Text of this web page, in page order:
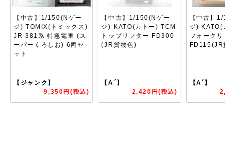
【中古】1/150(Nゲー
ジ) KATO(カトー) TCM
トップリフター FD300
(JR貨物色)
【A´】
2,420円(税込)
【中古】1/150(Nゲー
ジ) KATO(カトー) TCM
フォークリフト
FD115(JR貨物色)
【A´】
2,420円(税込)
【中古】
ジ)
JR 227系
基本セッ
【A´】